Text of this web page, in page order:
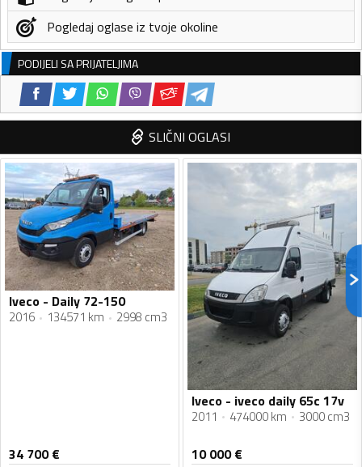
Pogledaj oglase iz tvoje okoline
PODIJELI SA PRIJATELJIMA
SLIČNI OGLASI
Iveco - Daily 72-150
2016 134571 km 2998 cm3
34 700€
Iveco - iveco daily 65c 17v
2011 474000 km 3000 cm3
10 000€